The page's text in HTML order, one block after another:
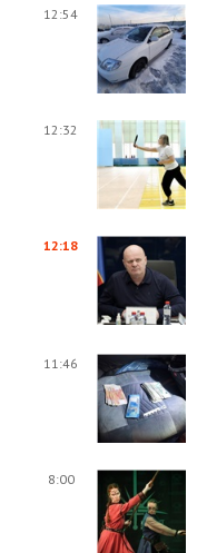
12:54
12:32
12:18
11:46
8:00